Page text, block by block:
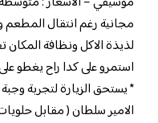
مجانية رغم انتقال المطعم
لذيذة الاكل ونظافة المكان
استمرو على كدا راح يغطو
* يستحق الزيارة لتجربة
الامير سلطان ( مقابل